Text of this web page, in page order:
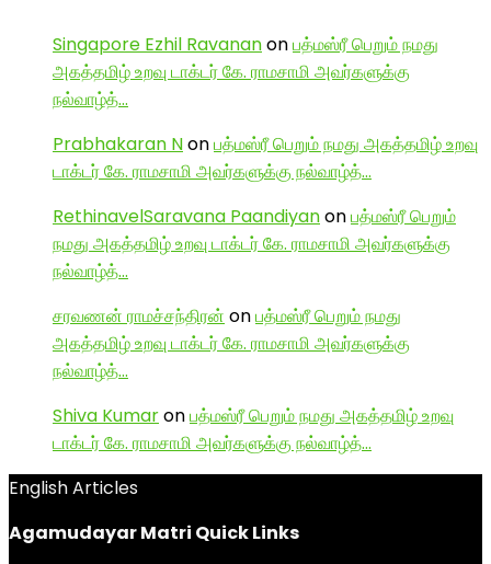
Singapore Ezhil Ravananonபத்மஸ்ரீ பெறும் நமது
அகத்தமிழ் உறவு டாக்டர் கே. ராமசாமி அவர்களுக்கு
நல்வாழ்த்…
Prabhakaran Nonபத்மஸ்ரீ பெறும் நமது அகத்தமிழ் உறவு
டாக்டர் கே. ராமசாமி அவர்களுக்கு நல்வாழ்த்…
RethinavelSaravana Paandiyanonபத்மஸ்ரீ பெறும்
நமது அகத்தமிழ் உறவு டாக்டர் கே. ராமசாமி அவர்களுக்கு
நல்வாழ்த்…
சரவணன் ராமச்சந்திரன் onபத்மஸ்ரீ பெறும் நமது
அகத்தமிழ் உறவு டாக்டர் கே. ராமசாமி அவர்களுக்கு
நல்வாழ்த்…
Shiva Kumaronபத்மஸ்ரீ பெறும் நமது அகத்தமிழ் உறவு
டாக்டர் கே. ராமசாமி அவர்களுக்கு நல்வாழ்த்…
English Articles
Agamudayar Matri Quick Links